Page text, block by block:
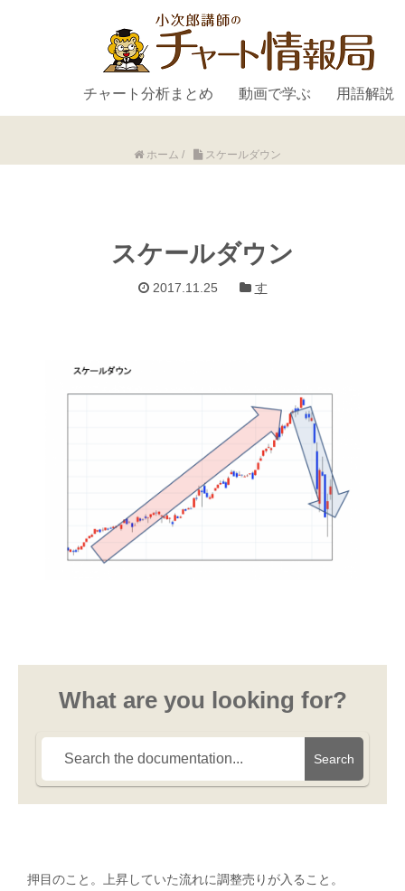
チャート分析まとめ 動画で学ぶ 用語解説
ホーム / スケールダウン
スケールダウン
2017.11.25 す
What are you looking for?
Search
押目のこと。上昇していた流れに調整売りが入ること。